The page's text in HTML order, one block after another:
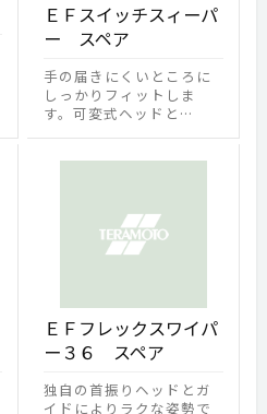
ＥＦスイッチスィーパ
ー スペア
手の届きにくいところに
しっかりフィットしま
す。可変式ヘッドと…
ＥＦフレックスワイパ
ー３６ スペア
独自の首振りヘッドとガ
イドによりラクな姿勢で